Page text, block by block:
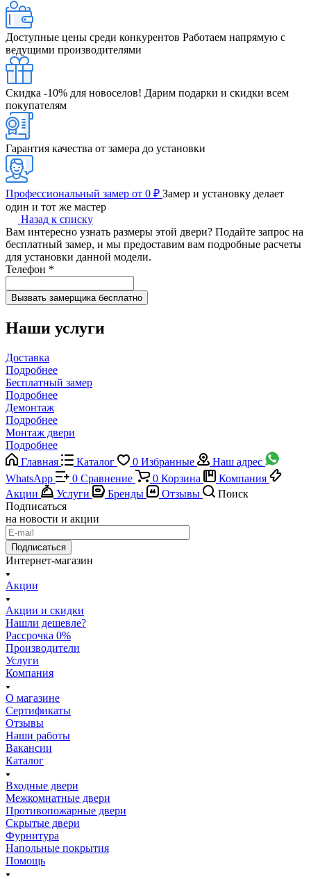
Доступные цены среди конкурентов Работаем напрямую с
ведущими производителями
Скидка -10% для новоселов! Дарим подарки и скидки всем
покупателям
Гарантия качества от замера до установки
Профессиональный замер от 0 ₽ Замер и установку делает
один и тот же мастер
Назад к списку
Вам интересно узнать размеры этой двери? Подайте запрос на
бесплатный замер, и мы предоставим вам подробные расчеты
для установки данной модели.
Телефон *
Наши услуги
Доставка
Подробнее
Бесплатный замер
Подробнее
Демонтаж
Подробнее
Монтаж двери
Подробнее
Главная
Каталог 0 Избранные
Наш адрес
WhatsApp
0 Сравнение 0 Корзина
Компания
Акции
Услуги Бренды Отзывы
Поиск
Подписаться
на новости и акции
Подписаться
Интернет-магазин
Акции
Акции и скидки
Нашли дешевле?
Рассрочка 0%
Производители
Услуги
Компания
О магазине
Сертификаты
Отзывы
Наши работы
Вакансии
Каталог
Входные двери
Межкомнатные двери
Противопожарные двери
Скрытые двери
Фурнитура
Напольные покрытия
Помощь